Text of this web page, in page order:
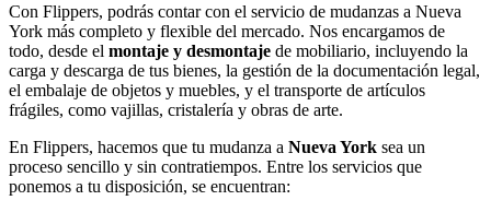
Con Flippers, podrás contar con el servicio de mudanzas a Nueva
York más completo y flexible del mercado. Nos encargamos de
todo, desde el montaje y desmontaje de mobiliario, incluyendo la
carga y descarga de tus bienes, la gestión de la documentación legal,
el embalaje de objetos y muebles, y el transporte de artículos
frágiles, como vajillas, cristalería y obras de arte.
En Flippers, hacemos que tu mudanza a Nueva York sea un
proceso sencillo y sin contratiempos. Entre los servicios que
ponemos a tu disposición, se encuentran: